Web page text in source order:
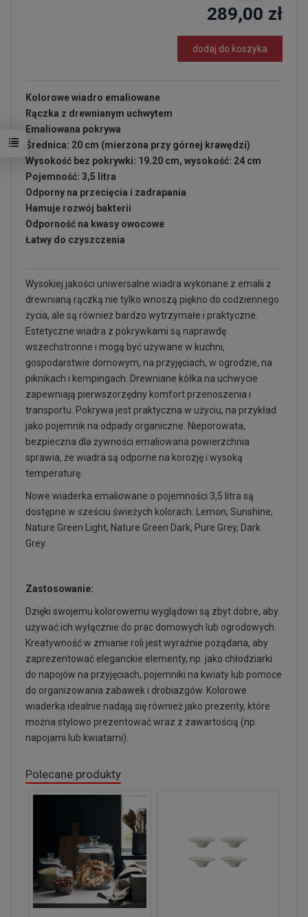
289,00 zł
dodaj do koszyka
Kolorowe wiadro emaliowane
Rączka z drewnianym uchwytem
Emaliowana pokrywa
Średnica: 20 cm (mierzona przy górnej krawędzi)
Wysokość bez pokrywki: 19.20 cm, wysokość: 24 cm
Pojemność: 3,5 litra
Odporny na przecięcia i zadrapania
Hamuje rozwój bakterii
Odporność na kwasy owocowe
Łatwy do czyszczenia
Wysokiej jakości uniwersalne wiadra wykonane z emalii z
drewnianą rączką nie tylko wnoszą piękno do codziennego
życia, ale są również bardzo wytrzymałe i praktyczne.
Estetyczne wiadra z pokrywkami są naprawdę
wszechstronne i mogą być używane w kuchni,
gospodarstwie domowym, na przyjęciach, w ogrodzie, na
piknikach i kempingach. Drewniane kółka na uchwycie
zapewniają pierwszorzędny komfort przenoszenia i
transportu. Pokrywa jest praktyczna w użyciu, na przykład
jako pojemnik na odpady organiczne. Nieporowata,
bezpieczna dla żywności emaliowana powierzchnia
sprawia, że wiadra są odporne na korozję i wysoką
temperaturę.
Nowe wiaderka emaliowane o pojemności 3,5 litra są
dostępne w sześciu świeżych kolorach: Lemon, Sunshine,
Nature Green Light, Nature Green Dark, Pure Grey, Dark
Grey.
Zastosowanie:
Dzięki swojemu kolorowemu wyglądowi są zbyt dobre, aby
używać ich wyłącznie do prac domowych lub ogrodowych.
Kreatywność w zmianie roli jest wyraźnie pożądana, aby
zaprezentować eleganckie elementy, np. jako chłodziarki
do napojów na przyjęciach, pojemniki na kwiaty lub pomoce
do organizowania zabawek i drobiazgów. Kolorowe
wiaderka idealnie nadają się również jako prezenty, które
można stylowo prezentować wraz z zawartością (np.
napojami lub kwiatami).
Polecane produkty